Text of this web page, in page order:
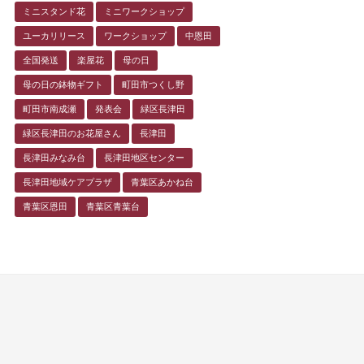
ミニスタンド花 ミニワークショップ
ユーカリリース ワークショップ 中恩田
全国発送 楽屋花 母の日
母の日の鉢物ギフト 町田市つくし野
町田市南成瀬 発表会 緑区長津田
緑区長津田のお花屋さん 長津田
長津田みなみ台 長津田地区センター
長津田地域ケアプラザ 青葉区あかね台
青葉区恩田 青葉区青葉台